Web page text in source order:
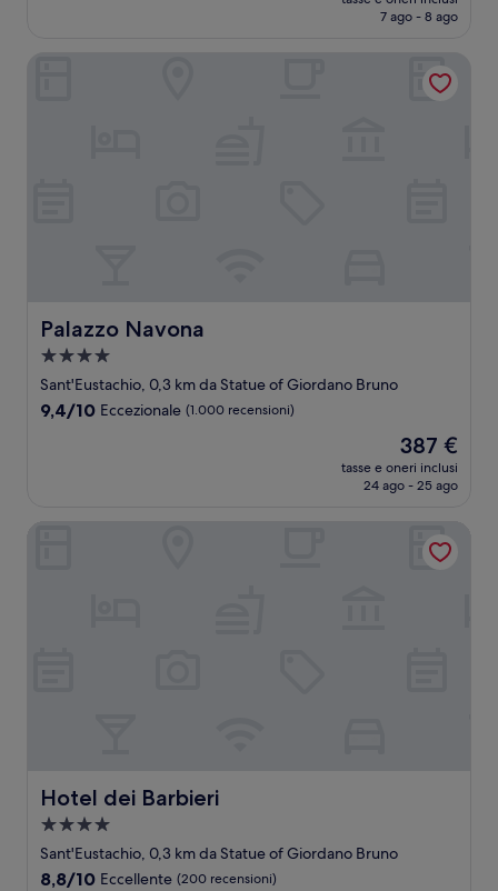
attuale
256 €
7 ago - 8 ago
Palazzo Navona
Palazzo Navona
Struttura
a
4.0
Sant'Eustachio, 0,3 km da Statue of Giordano Bruno
9.4
9,4/10 Eccezionale (1.000 recensioni)
Il
prezzo
attuale
387 €
387 €
tasse e oneri inclusi
24 ago - 25 ago
Hotel dei Barbieri
Hotel dei Barbieri
Struttura
a
4.0
Sant'Eustachio, 0,3 km da Statue of Giordano Bruno
8.8
8,8/10 Eccellente (200 recensioni)